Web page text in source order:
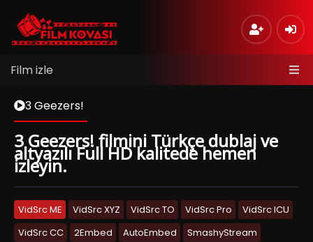
Film izle
3 Geezers!
3 Geezers! filmini Türkçe dublaj ve
altyazılı Full HD kalitede hemen
izleyin.
VidSrc ME VidSrc XYZ VidSrc TO VidSrc Pro
VidSrc ICU
VidSrc CC
2Embed AutoEmbed
SmashyStream